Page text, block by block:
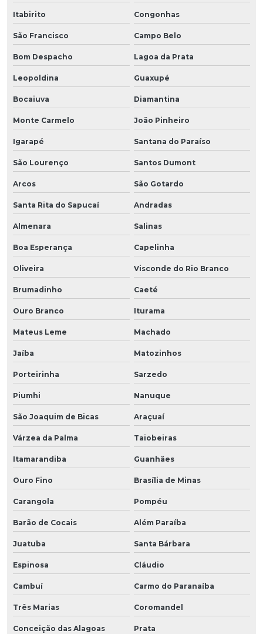
Itabirito Congonhas
São Francisco Campo Belo
Bom Despacho Lagoa da Prata
Leopoldina Guaxupé
Bocaiuva Diamantina
Monte Carmelo João Pinheiro
Igarapé Santana do Paraíso
São Lourenço Santos Dumont
Arcos São Gotardo
Santa Rita do Sapucaí Andradas
Almenara Salinas
Boa Esperança Capelinha
Oliveira Visconde do Rio Branco
Brumadinho Caeté
Ouro Branco Iturama
Mateus Leme Machado
Jaíba Matozinhos
Porteirinha Sarzedo
Piumhi Nanuque
São Joaquim de Bicas Araçuaí
Várzea da Palma Taiobeiras
Itamarandiba Guanhães
Ouro Fino Brasília de Minas
Carangola Pompéu
Barão de Cocais Além Paraíba
Juatuba Santa Bárbara
Espinosa Cláudio
Cambuí Carmo do Paranaíba
Três Marias Coromandel
Conceição das Alagoas Prata